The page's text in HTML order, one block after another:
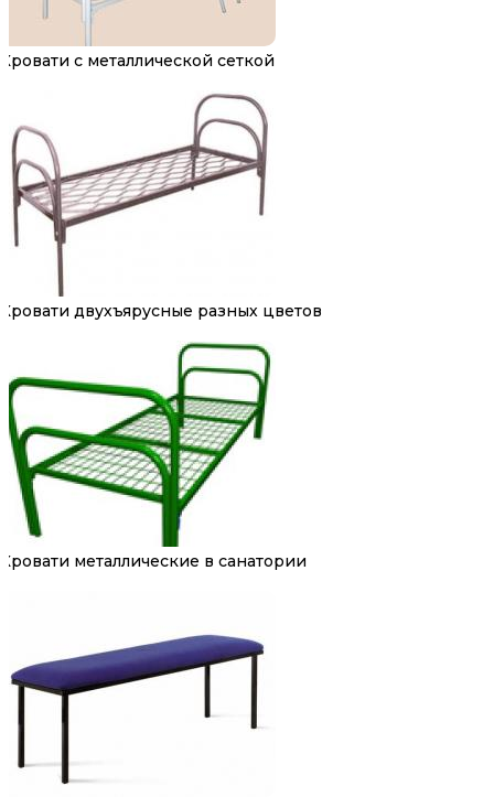
Кровати с металлической сеткой
Кровати двухъярусные разных цветов
Кровати металлические в санатории